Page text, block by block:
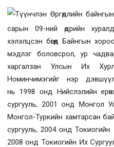
Түүнчлэн Өргөдлийн
сарын 09-ний өдрийн
хэлэлцсэн бөгөөд Байнгын
мэдлэг боловсрол, ур
харгалзан Улсын Их
Номинчимэгийг нэр
нь
1998 онд Нийслэлийн
сургууль, 2001 онд Монгол
Монгол-Туркийн хамтарсан
сургууль, 2004 онд
2008 онд Токиогийн Их